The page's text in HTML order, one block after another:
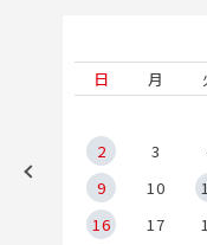
日
月
2
3
9
10
16
17